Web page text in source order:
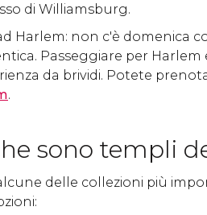
di Williamsburg.
Harlem: non c'è domenica
Passeggiare per
da brividi. Potete
.
sono templi
delle collezioni più